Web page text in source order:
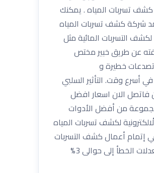
كشف تسربات المياه . يمكنك
شركة كشف تسربات المياه
التسربات المائية مثل
عن طريق خبير مختص
خطيرة و
أسرع وقت. التأثير السلبي
فاتصل الان اسعار افضل
من أفضل الأدوات
لكشف تسربات المياه
إتمام أعمال كشف التسربات
في كل مكان سواء فى المطابخ أو الحمامات أو غيرها من أماكن تسربات المياه المختلفة . فهذا الجهاز يصل دقته إلى حوالى 97% في حين تصل معدلات الخطأ إلى حوالى 3%